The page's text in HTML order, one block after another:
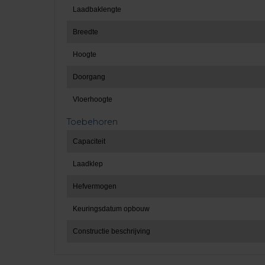
Laadbaklengte
Breedte
Hoogte
Doorgang
Vloerhoogte
Toebehoren
Capaciteit
Laadklep
Hefvermogen
Keuringsdatum opbouw
Constructie beschrijving